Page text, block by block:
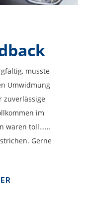
musste
Umwidmung
zuverlässige
im
waren toll……
Gerne